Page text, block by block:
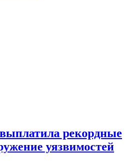
рекордные
уязвимостей